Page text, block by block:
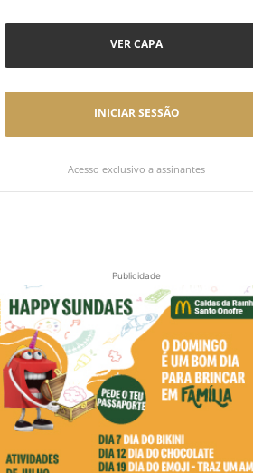
VER CAPA
INICIAR SESSÃO
Acesso exclusivo a assinantes
Publicidade